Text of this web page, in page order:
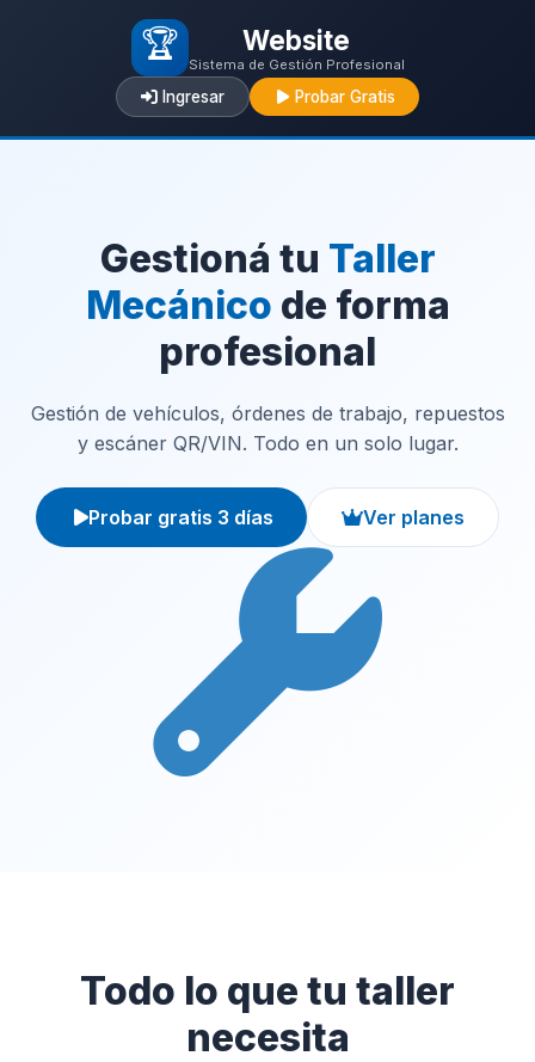
🏆 Website
Sistema de Gestión Profesional
Ingresar Probar Gratis
Gestioná tu Taller
Mecánico de forma
profesional
Gestión de vehículos, órdenes de trabajo, repuestos
y escáner QR/VIN. Todo en un solo lugar.
Probar gratis 3 días Ver planes
Todo lo que tu taller
necesita